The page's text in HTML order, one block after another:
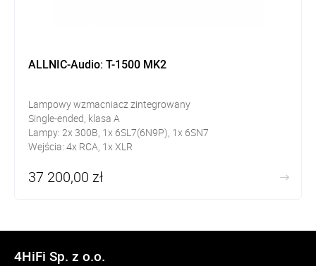
ALLNIC-Audio: T-1500 MK2
Lampowy wzmacniacz zintegrowany
Single-ended, klasa A
Lampy: 2x 300B, 1x 6SL7(6N9P), 1x 6SN7
Wejścia: 4x RCA, 1x XLR
37 200,00 zł
4HiFi Sp. z o.o.